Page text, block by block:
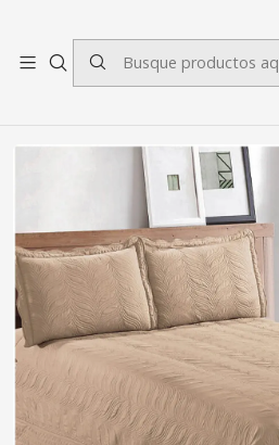
Inicio Dormitorio
Quilt Bordado 1,5 Plazas